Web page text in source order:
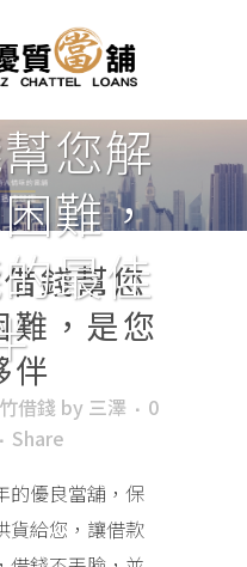
您解
難，
最佳
錢幫您
難，是您
伴
借錢 by 三澤
0
Share
的優良當舖，保
貨給您，讓借款